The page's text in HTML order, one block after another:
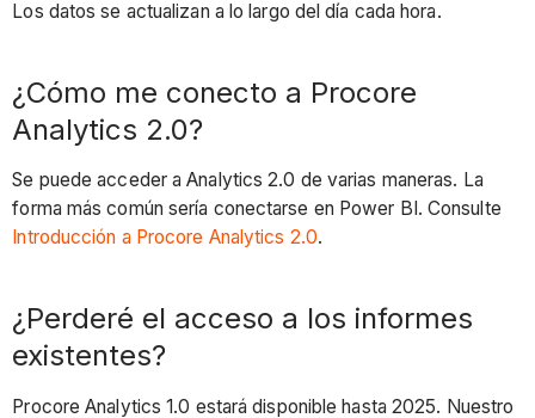
Los datos se actualizan a lo largo del día cada hora.
¿Cómo me conecto a Procore
Analytics 2.0?
Se puede acceder a Analytics 2.0 de varias maneras. La
forma más común sería conectarse en Power BI. Consulte
Introducción a Procore Analytics 2.0.
¿Perderé el acceso a los informes
existentes?
Procore Analytics 1.0 estará disponible hasta 2025. Nuestro